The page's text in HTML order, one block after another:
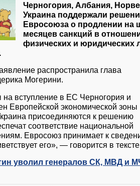
Черногория, Албания,
Украина поддержали
Евросоюза о продлении на
месяцев санкций в
физических и юридических
распространила глава
Могерини.
вступление в ЕС Черногория и
Европейской экономической зоны
присоединяются к решению
соответствие национальной
Евросоюз принимает к
его», — говорится в
уволил генералов СК, МВД и